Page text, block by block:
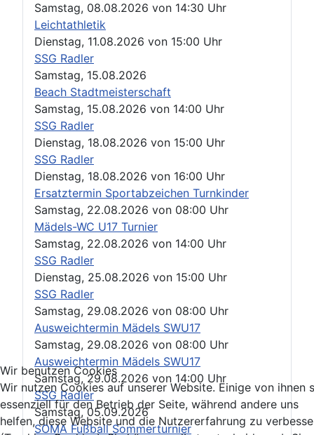
Samstag, 08.08.2026 von 14:30 Uhr
Leichtathletik
Dienstag, 11.08.2026 von 15:00 Uhr
SSG Radler
Samstag, 15.08.2026
Beach Stadtmeisterschaft
Samstag, 15.08.2026 von 14:00 Uhr
SSG Radler
Dienstag, 18.08.2026 von 15:00 Uhr
SSG Radler
Dienstag, 18.08.2026 von 16:00 Uhr
Ersatztermin Sportabzeichen Turnkinder
Samstag, 22.08.2026 von 08:00 Uhr
Mädels-WC U17 Turnier
Samstag, 22.08.2026 von 14:00 Uhr
SSG Radler
Dienstag, 25.08.2026 von 15:00 Uhr
SSG Radler
Samstag, 29.08.2026 von 08:00 Uhr
Ausweichtermin Mädels SWU17
Samstag, 29.08.2026 von 08:00 Uhr
Ausweichtermin Mädels SWU17
Samstag, 29.08.2026 von 14:00 Uhr
SSG Radler
Samstag, 05.09.2026
SOMA Fußball Sommerturnier
Wir benutzen Cookies
Wir nutzen Cookies auf unserer Website. Einige von ihnen
essenziell für den Betrieb der Seite, während andere uns
helfen, diese Website und die Nutzererfahrung zu